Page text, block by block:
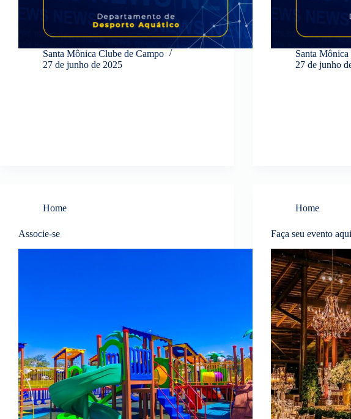
Santa Mônica Clube de Campo
27 de junho de 2025
Santa
27 de junho
Home
Associe-se
Home
Faça seu evento aqui